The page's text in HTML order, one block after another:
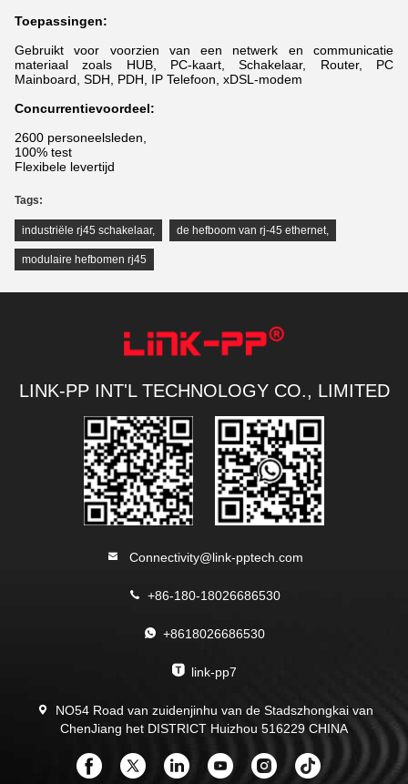
Toepassingen:
Gebruikt voor voorzien van een netwerk en communicatie
materiaal zoals HUB, PC-kaart, Schakelaar, Router, PC
Mainboard, SDH, PDH, IP Telefoon, xDSL-modem
Concurrentievoordeel:
2600 personeelsleden,
100% test
Flexibele levertijd
Tags:
industriële rj45 schakelaar, de hefboom van rj-45 ethernet,
modulaire hefbomen rj45
LINK-PP INT'L TECHNOLOGY CO., LIMITED
Connectivity@link-pptech.com
+86-180-18026686530
+8618026686530
link-pp7
NO54 Road van zuidenjinhu van de Stadszhongkai van
ChenJiang het DISTRICT Huizhou 516229 CHINA